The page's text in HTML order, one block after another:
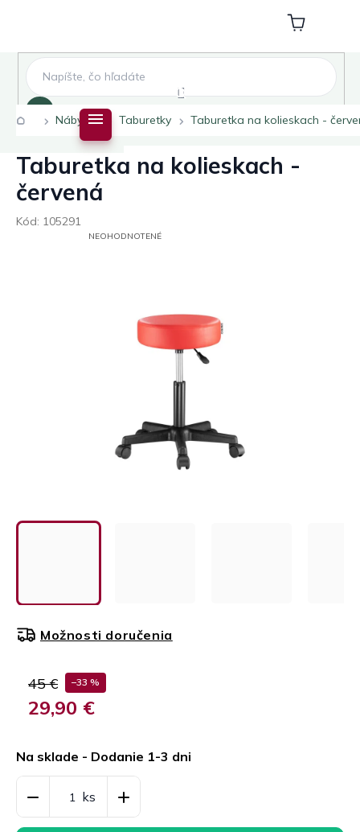
Nákupný
košík
Domov
Nábytok Taburetky Taburetka na kolieskach -
Taburetka na kolieskach -
červená
Kód: 105291
PRIEMERNÉNEOHODNOTENÉ
45 € –33 %
29,90 €
cena:
Na sklade - Dodanie 1-3 dni
Možnosti doručenia